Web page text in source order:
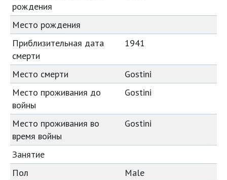
рождения
Место рождения
Приблизительная дата
смерти
1941
Место смерти
Gostini
Место проживания до
войны
Gostini
Место проживания во
время войны
Gostini
Занятие
Пол
Male